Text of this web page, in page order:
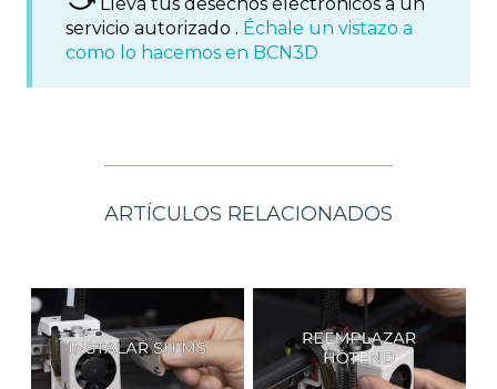
servicio autorizado . Échale un vistazo a
como lo hacemos en BCN3D
ARTÍCULOS RELACIONADOS